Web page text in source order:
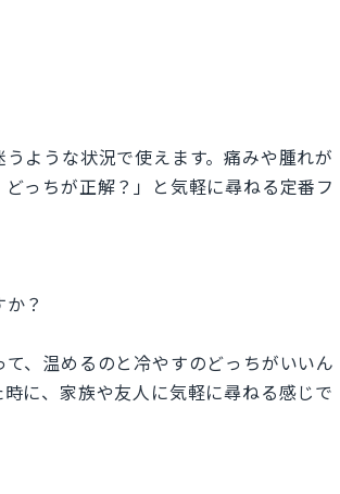
ような状況で使えます。痛みや腫れが
っちが正解？」と気軽に尋ねる定番フ
？
温めるのと冷やすのどっちがいいん
に、家族や友人に気軽に尋ねる感じで